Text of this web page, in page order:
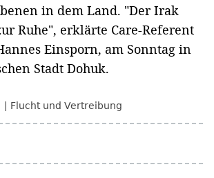
in dem Land. "Der Irak
Ruhe", erklärte Care-Referent
Einsporn, am Sonntag in
Stadt Dohuk.
Flucht und Vertreibung